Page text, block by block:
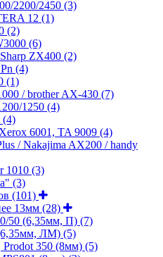
2200/2450 (3)
12 (1)
(2)
(6)
ZX400 (2)
(4)
(1)
/ brother AX-430 (7)
1250 (4)
(4)
6001, TA 9009 (4)
/ Nakajima AX200 / handy
1010 (3)
(3)
(101)
13мм (28)
50 (6,35мм, П) (7)
ЛМ) (5)
Prodot 350 (8мм) (5)